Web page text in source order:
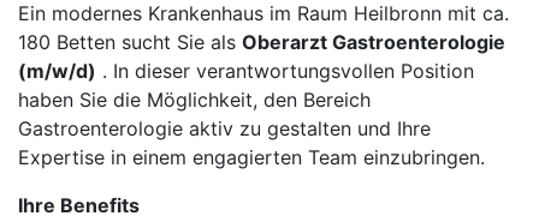
Ein modernes Krankenhaus im Raum Heilbronn mit ca.
180 Betten sucht Sie als Oberarzt Gastroenterologie
(m/w/d) . In dieser verantwortungsvollen Position
haben Sie die Möglichkeit, den Bereich
Gastroenterologie aktiv zu gestalten und Ihre
Expertise in einem engagierten Team einzubringen.
Ihre Benefits